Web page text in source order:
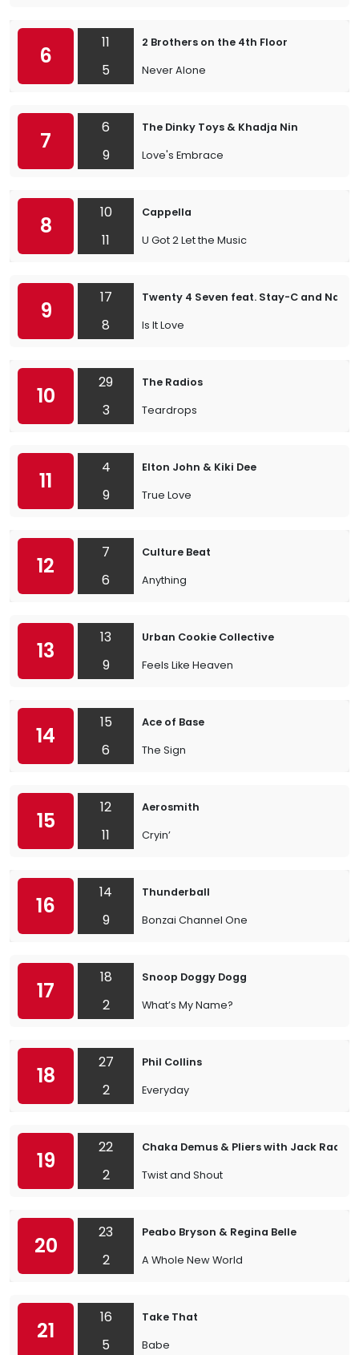
6
11
5
2 Brothers on the 4th Floor
Never Alone
7
6
9
The Dinky Toys & Khadja Nin
Love's Embrace
8
10
11
Cappella
U Got 2 Let the Music
9
17
8
Twenty 4 Seven feat. Stay-C and Nance
Is It Love
10
29
3
The Radios
Teardrops
11
4
9
Elton John & Kiki Dee
True Love
12
7
6
Culture Beat
Anything
13
13
9
Urban Cookie Collective
Feels Like Heaven
14
15
6
Ace of Base
The Sign
15
12
11
Aerosmith
Cryin’
16
14
9
Thunderball
Bonzai Channel One
17
18
2
Snoop Doggy Dogg
What’s My Name?
18
27
2
Phil Collins
Everyday
19
22
2
Chaka Demus & Pliers with Jack
Twist and Shout
20
23
2
Peabo Bryson & Regina Belle
A Whole New World
21
16
5
Take That
Babe